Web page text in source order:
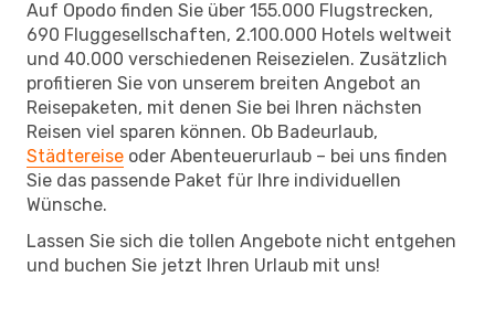
Auf Opodo finden Sie über 155.000 Flugstrecken,
690 Fluggesellschaften, 2.100.000 Hotels weltweit
und 40.000 verschiedenen Reisezielen. Zusätzlich
profitieren Sie von unserem breiten Angebot an
Reisepaketen, mit denen Sie bei Ihren nächsten
Reisen viel sparen können. Ob Badeurlaub,
Städtereise oder Abenteuerurlaub – bei uns finden
Sie das passende Paket für Ihre individuellen
Wünsche.
Lassen Sie sich die tollen Angebote nicht entgehen
und buchen Sie jetzt Ihren Urlaub mit uns!